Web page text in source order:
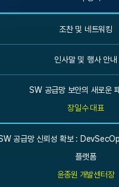
조찬 및 네트워킹
인사말 및 행사 안내
SW 공급망 보안의 새로운
장일수 대표
공급망 신뢰성 확보 :
플랫폼
윤종원 개발센터장